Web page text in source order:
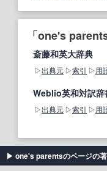
「one's
斎藤和英大辞典
出典元 索引 用
Weblio英和対訳辞
出典元 索引 用
one's parentsのページの